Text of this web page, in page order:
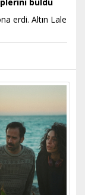
buldu
erdi. Altın Lale